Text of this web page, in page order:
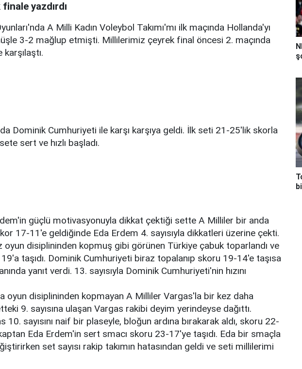
yazdırdı
A Milli Kadın Voleybol Takımı'mı ilk maçında Hollanda'yı
3-2 mağlup etmişti. Millilerimiz çeyrek final öncesi 2. maçında
Dominik Cumhuriyeti ile karşı karşıya geldi. İlk seti 21-25'lik skorla
sert ve hızlı başladı.
güçlü motivasyonuyla dikkat çektiği sette A Milliler bir anda
17-11'e geldiğinde Eda Erdem 4. sayısıyla dikkatleri üzerine çekti.
oyun disiplininden kopmuş gibi görünen Türkiye çabuk toparlandı ve
taşıdı. Dominik Cumhuriyeti biraz topalanıp skoru 19-14'e taşısa
yanıt verdi. 13. sayısıyla Dominik Cumhuriyeti'nin hızını
oyun disiplininden kopmayan A Milliler Vargas'la bir kez daha
9. sayısına ulaşan Vargas rakibi deyim yerindeyse dağıttı.
10. sayısını naif bir plaseyle, bloğun ardına bırakarak aldı, skoru 22-
Eda Erdem'in sert smacı skoru 23-17'ye taşıdı. Eda bir smaçla
set sayısı rakip takımın hatasından geldi ve seti millilerimi